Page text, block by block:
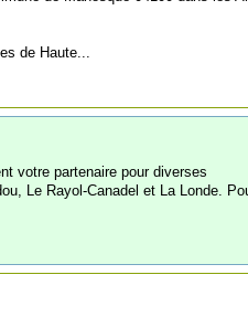
de Haute...
votre partenaire pour diverses
Le Rayol-Canadel et La Londe.